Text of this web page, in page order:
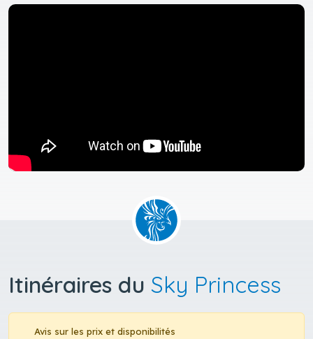
Itinéraires du Sky Princess
Avis sur les prix et disponibilités